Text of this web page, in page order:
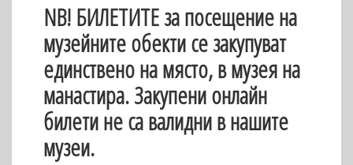
NB!БИЛЕТИТЕ за посещение на
музейните обекти се закупуват
единствено на място, в музея на
манастира. Закупени онлайн
билети не са валидни в нашите
музеи.